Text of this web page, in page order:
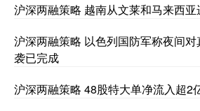
沪深两融策略 越南从文莱和马来西
沪深两融策略 以色列国防军称夜间
袭已完成
沪深两融策略 48股特大单净流入超2